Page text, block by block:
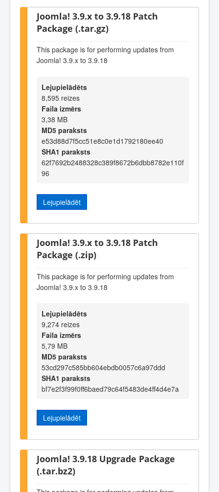
Joomla! 3.9.x to 3.9.18 Patch
Package (.tar.gz)
This package is for performing updates from
Joomla! 3.9.x to 3.9.18
Lejupielādēts
8,595 reizes
Faila izmērs
3,38 MB
MD5 paraksts
e53d88d7f5cc51e8c0e1d1792180ee40
SHA1 paraksts
62f7692b2488328c389f8672b6dbb8782e110f
96
Lejupielādēt
Joomla! 3.9.x to 3.9.18 Patch
Package (.zip)
This package is for performing updates from
Joomla! 3.9.x to 3.9.18
Lejupielādēts
9,274 reizes
Faila izmērs
5,79 MB
MD5 paraksts
53cd297c585bb604ebdb0057c6a97ddd
SHA1 paraksts
bf7e2f3f99f0ff6baed79c64f5483de4ff4d4e7a
Lejupielādēt
Joomla! 3.9.18 Upgrade Package
(.tar.bz2)